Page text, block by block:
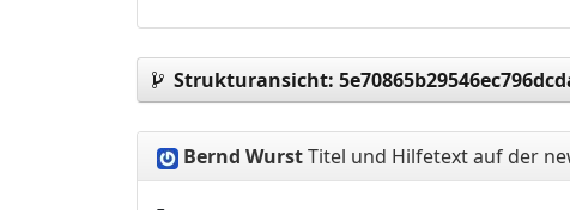
Strukturansicht:
Bernd WurstTitel und Hilfetext auf der